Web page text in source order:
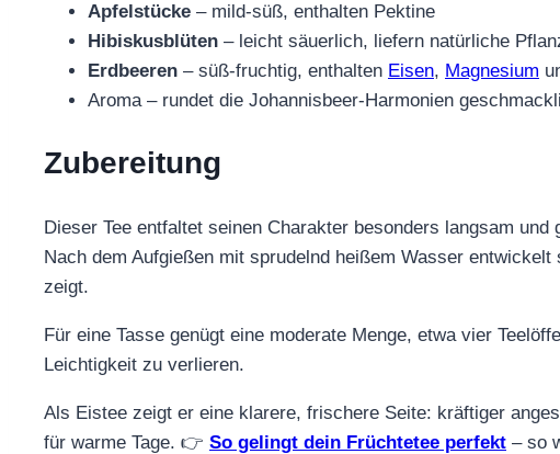
Apfelstücke – mild-süß, enthalten Pektine
Hibiskusblüten – leicht säuerlich, liefern natürliche
Erdbeeren – süß-fruchtig, enthalten Eisen, Magnesium
Aroma – rundet die Johannisbeer-Harmonien
Zubereitung
Dieser Tee entfaltet seinen Charakter besonders langsam und
Nach dem Aufgießen mit sprudelnd heißem Wasser
zeigt.
Für eine Tasse genügt eine moderate Menge, etwa vier
Leichtigkeit zu verlieren.
Als Eistee zeigt er eine klarere, frischere Seite: kräftiger
für warme Tage. 👉 So gelingt dein Früchtetee perfekt – so